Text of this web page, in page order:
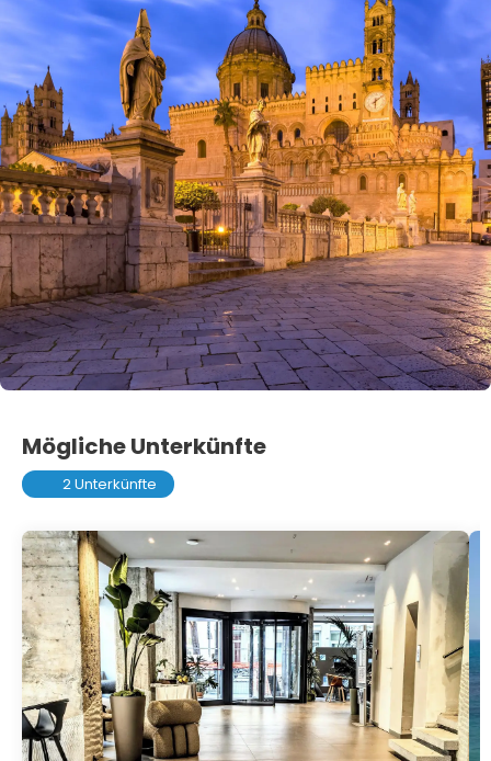
Mögliche Unterkünfte
2 Unterkünfte